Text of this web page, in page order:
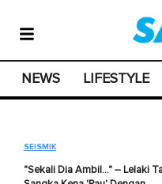
NEWS LIFESTYLE
SEISMIK
"Sekali Dia Ambil…" – Lelaki